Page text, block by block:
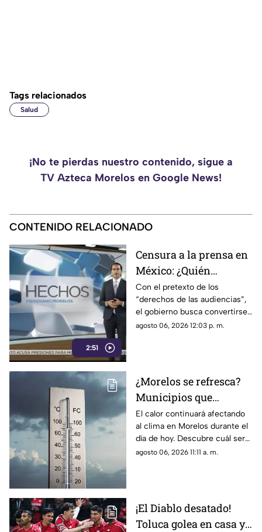
Tags relacionados
Salud
¡No te pierdas nuestro contenido, sigue a
TV Azteca Morelos en Google News!
CONTENIDO RELACIONADO
2:51
Censura a la prensa en
México: ¿Quién
sancionará las
mentiras oficiales del
gobierno?
Con el pretexto de los
“derechos de las audiencias”,
el gobierno busca convertirse
en el árbitro supremo de la
agosto 06, 2026 12:03 p. m.
¿Morelos se refresca?
Municipios que
presentarán
disminución en su
temperatura máxima
HOY
El calor continuará afectando
al clima en Morelos durante el
día de hoy. Descubre cuál será
la temperatura máxima hoy
agosto 06, 2026 11:11 a. m.
¡El Diablo desatado!
Toluca golea en casa y